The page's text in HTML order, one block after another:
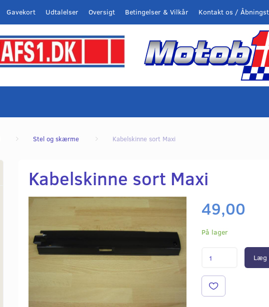
Kontakt os /
Betingelser & Vilkår
Oversigt
Udtalelser
Gavekort
Stel og skærme Kabelskinne sort Maxi
Kabelskinne sort Maxi
49,00
På lager
Læg